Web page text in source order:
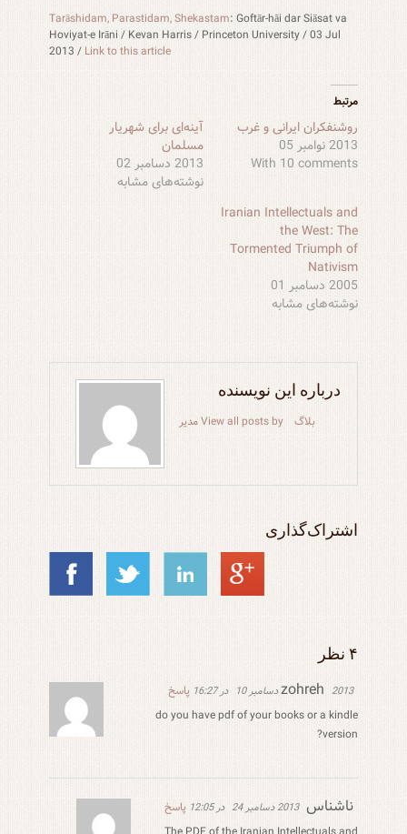
Tarāshidam, Parastidam, Shekastam: Goftār-hāi dar Siāsat va
Hoviyat-e Irāni / Kevan Harris / Princeton University / 03 Jul
2013 / Link to this article
مرتبط
روشنفکران ایرانی و غرب
2013 نوامبر 05
With 10 comments
آینه‌ای برای شهریار
مسلمان
2013 دسامبر 02
نوشته‌های مشابه
Iranian Intellectuals and
the West: The
Tormented Triumph of
Nativism
2005 دسامبر 01
نوشته‌های مشابه
درباره این نویسنده
View all posts by مدیر بلاگ
اشتراک‌گذاری
۴ نظر
zohreh 2013 دسامبر 10 در 16:27
پاسخ
do you have pdf of your books or a kindle
version?
ناشناس 2013 دسامبر 24 در 12:05
پاسخ